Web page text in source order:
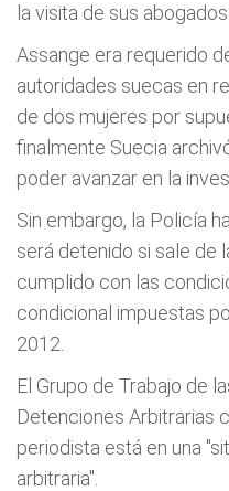
la visita de sus abogados.
Assange era requerido
autoridades suecas en
de dos mujeres por
finalmente Suecia
poder avanzar en la
Sin embargo, la Policía
será detenido si sale de
cumplido con las
condicional impuestas
2012.
El Grupo de Trabajo de
Detenciones Arbitrarias
periodista está en una
arbitraria".